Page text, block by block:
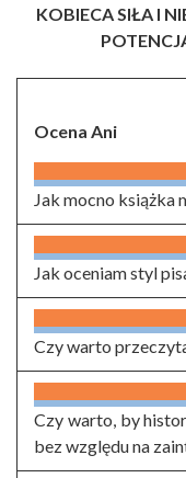
KOBIECA SIŁA I
Ocena Ani
Jak mocno książka
Jak oceniam styl
Czy warto
Czy warto, by
bez względu na